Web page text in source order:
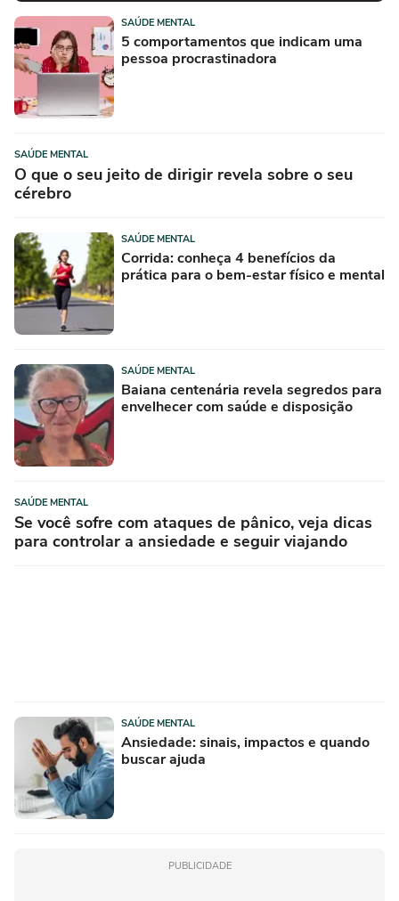
SAÚDE MENTAL
5 comportamentos que indicam uma
pessoa procrastinadora
SAÚDE MENTAL
O que o seu jeito de dirigir revela sobre o seu
cérebro
SAÚDE MENTAL
Corrida: conheça 4 benefícios da
prática para o bem-estar físico e mental
SAÚDE MENTAL
Baiana centenária revela segredos para
envelhecer com saúde e disposição
SAÚDE MENTAL
Se você sofre com ataques de pânico, veja dicas
para controlar a ansiedade e seguir viajando
SAÚDE MENTAL
Ansiedade: sinais, impactos e quando
buscar ajuda
PUBLICIDADE